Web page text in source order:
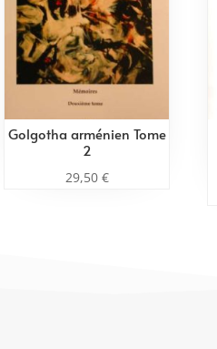
Golgotha arménien Tome
2
29,50 €